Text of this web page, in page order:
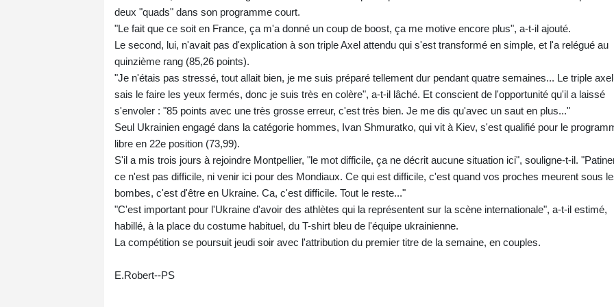
deux "quads" dans son programme court.
"Le fait que ce soit en France, ça m'a donné un coup de boost, ça me motive encore plus", a-t-il ajouté.
Le second, lui, n'avait pas d'explication à son triple Axel attendu qui s'est transformé en simple, et l'a relégué au
quinzième rang (85,26 points).
"Je n'étais pas stressé, tout allait bien, je me suis préparé tellement dur pendant quatre semaines... Le triple
sais le faire les yeux fermés, donc je suis très en colère", a-t-il lâché. Et conscient de l'opportunité qu'il a laissé
s'envoler : "85 points avec une très grosse erreur, c'est très bien. Je me dis qu'avec un saut en plus..."
Seul Ukrainien engagé dans la catégorie hommes, Ivan Shmuratko, qui vit à Kiev, s'est qualifié pour le
libre en 22e position (73,99).
S'il a mis trois jours à rejoindre Montpellier, "le mot difficile, ça ne décrit aucune situation ici", souligne-t-il.
ce n'est pas difficile, ni venir ici pour des Mondiaux. Ce qui est difficile, c'est quand vos proches meurent sous
bombes, c'est d'être en Ukraine. Ca, c'est difficile. Tout le reste..."
"C'est important pour l'Ukraine d'avoir des athlètes qui la représentent sur la scène internationale", a-t-il estimé,
habillé, à la place du costume habituel, du T-shirt bleu de l'équipe ukrainienne.
La compétition se poursuit jeudi soir avec l'attribution du premier titre de la semaine, en couples.
E.Robert--PS